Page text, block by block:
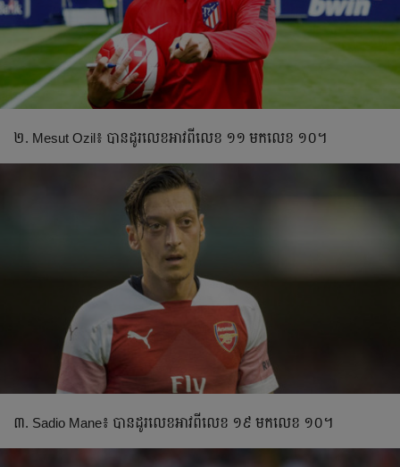
២. Mesut Ozil៖ បាន​ដូរ​លេខ​អាវ​ពី​លេខ ១១ មក​លេខ ១០។
៣. Sadio Mane៖ បាន​ដូរ​លេខ​អាវ​ពី​លេខ ១៩ មក​លេខ ១០។